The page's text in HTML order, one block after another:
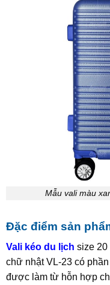
Mẫu vali màu
Đặc điểm sản
Vali kéo du lịch size 20
chữ nhật VL-23 có
được làm từ hỗn hợp